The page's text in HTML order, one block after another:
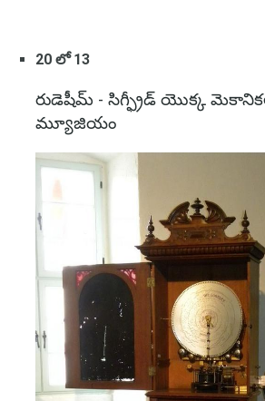
20 లో 13
రుడెషీమ్ - సిగ్ఫ్రీడ్ యొక్క
మ్యూజియం